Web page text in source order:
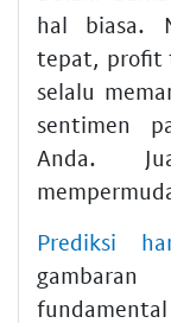
hal biasa.
tepat, profit
selalu
sentimen
Anda.
Prediksi